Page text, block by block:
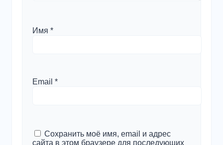
Имя *
Email *
Сохранить моё имя, email и адрес
сайта в этом браузере для последующих